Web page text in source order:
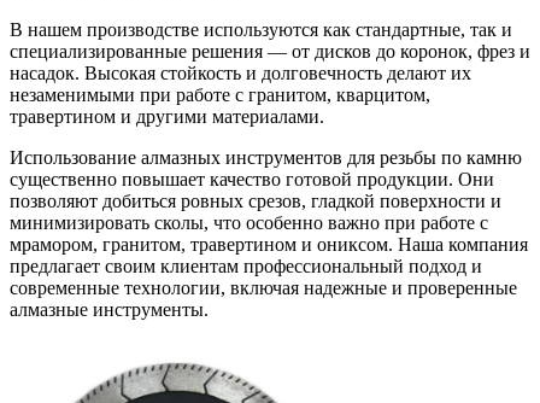
В нашем производстве используются как стандартные, так и
специализированные решения — от дисков до коронок, фрез и
насадок. Высокая стойкость и долговечность делают их
незаменимыми при работе с гранитом, кварцитом,
травертином и другими материалами.
Использование алмазных инструментов для резьбы по камню
существенно повышает качество готовой продукции. Они
позволяют добиться ровных срезов, гладкой поверхности и
минимизировать сколы, что особенно важно при работе с
мрамором, гранитом, травертином и ониксом. Наша компания
предлагает своим клиентам профессиональный подход и
современные технологии, включая надежные и проверенные
алмазные инструменты.